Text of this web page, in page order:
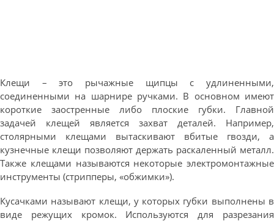
Клещи – это рычажные щипцы с удлиненными,
соединенными на шарнире ручками. В основном имеют
короткие заостренные либо плоские губки. Главной
задачей клещей является захват деталей. Например,
столярными клещами вытаскивают вбитые гвозди, а
кузнечные клещи позволяют держать раскаленный металл.
Также клещами называются некоторые электромонтажные
инструменты (стрипперы, «обжимки»).
Кусачками называют клещи, у которых губки выполнены в
виде режущих кромок. Используются для разрезания